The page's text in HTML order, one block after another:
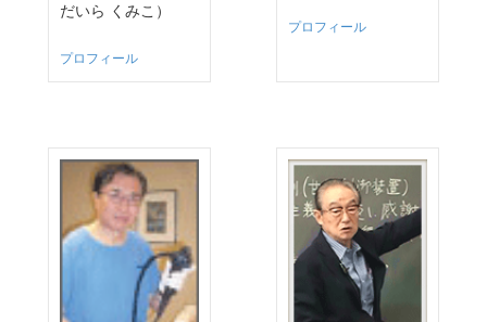
だいら くみこ）
プロフィール
プロフィール